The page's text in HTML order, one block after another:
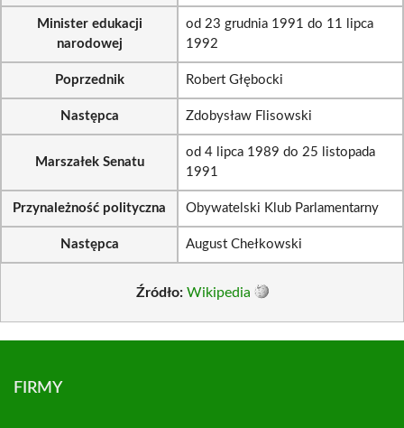
Minister edukacji
narodowej
od 23 grudnia 1991 do 11 lipca
1992
Poprzednik Robert Głębocki
Następca Zdobysław Flisowski
Marszałek Senatu
od 4 lipca 1989 do 25 listopada
1991
Przynależność polityczna Obywatelski Klub Parlamentarny
Następca August Chełkowski
Źródło: Wikipedia
FIRMY